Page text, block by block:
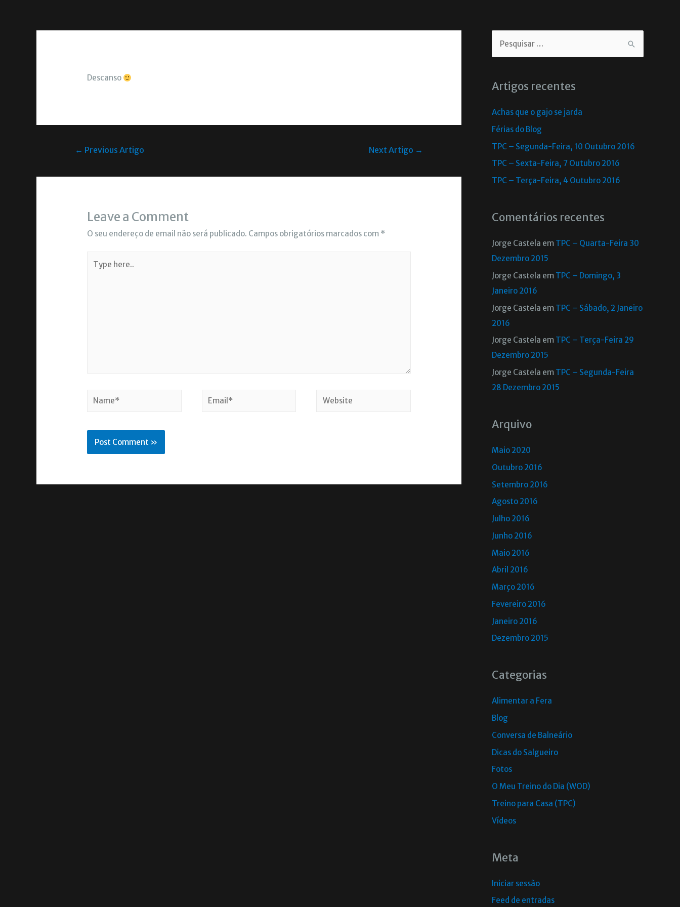
Descanso
← Previous Artigo Next Artigo →
Leave a Comment
O seu endereço de email não será publicado. Campos obrigatórios marcados com *
Artigos recentes
Achas que o gajo se jarda
Férias do Blog
TPC – Segunda-Feira, 10 Outubro 2016
TPC – Sexta-Feira, 7 Outubro 2016
TPC – Terça-Feira, 4 Outubro 2016
Comentários recentes
Jorge Castela em TPC – Quarta-Feira 30
Dezembro 2015
Jorge Castela em TPC – Domingo, 3
Janeiro 2016
Jorge Castela em TPC – Sábado, 2 Janeiro
2016
Jorge Castela em TPC – Terça-Feira 29
Dezembro 2015
Jorge Castela em TPC – Segunda-Feira
28 Dezembro 2015
Arquivo
Maio 2020
Outubro 2016
Setembro 2016
Agosto 2016
Julho 2016
Junho 2016
Maio 2016
Abril 2016
Março 2016
Fevereiro 2016
Janeiro 2016
Dezembro 2015
Categorias
Alimentar a Fera
Blog
Conversa de Balneário
Dicas do Salgueiro
Fotos
O Meu Treino do Dia (WOD)
Treino para Casa (TPC)
Vídeos
Meta
Iniciar sessão
Feed de entradas